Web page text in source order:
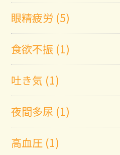
眼精疲労 (5)
食欲不振 (1)
吐き気 (1)
夜間多尿 (1)
高血圧 (1)